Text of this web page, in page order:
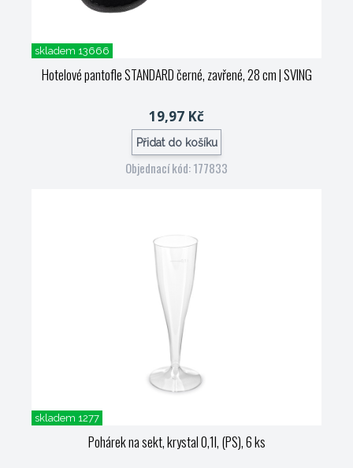
skladem 13666
Hotelové pantofle STANDARD černé, zavřené, 28 cm| SVING
19,97 Kč
Přidat do košíku
Objednací kód: 177833
skladem 1277
Pohárek na sekt, krystal 0,1l, (PS), 6 ks